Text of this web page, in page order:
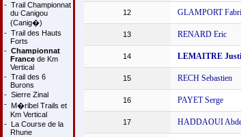
- Trail Championnat
du Canigou
(Canig�)
- Trail des Hauts
Forts
- Championnat
Francede Km
Vertical
- Trail des 6
Burons
- Sierre Zinal
- M�ribel Trails et
Km Vertical
- La Course de la
Rhune
12 GLAMPORT
13 RENARD Eric
14 LEMAITRE
15 RECH Sebastien
16 PAYET Serge
17 HADDAOUI